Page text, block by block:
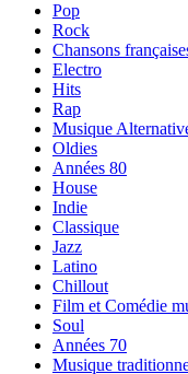
Pop
Rock
Chansons
Electro
Hits
Rap
Musique
Oldies
Années 80
House
Indie
Classique
Jazz
Latino
Chillout
Film et Comédie
Soul
Années 70
Musique